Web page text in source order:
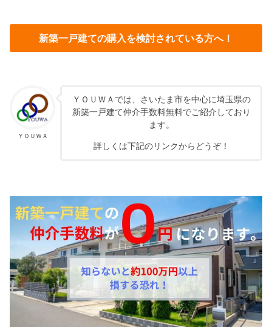
新築一戸建ての購入を検討されている方へ！
ＹＯＵＷＡ
ＹＯＵＷＡでは、さいたま市を中心に埼玉県の
新築一戸建て仲介手数料無料でご紹介しており
ます。
詳しくは下記のリンクからどうぞ！